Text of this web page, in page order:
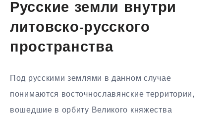
Русские земли внутри
литовско-русского
пространства
Под русскими землями в данном случае
понимаются восточнославянские территории,
вошедшие в орбиту Великого княжества